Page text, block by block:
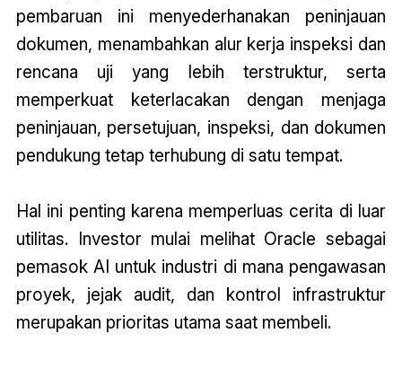
pembaruan ini menyederhanakan peninjauan
dokumen, menambahkan alur kerja inspeksi dan
rencana uji yang lebih terstruktur, serta
memperkuat keterlacakan dengan menjaga
peninjauan, persetujuan, inspeksi, dan dokumen
pendukung tetap terhubung di satu tempat.
Hal ini penting karena memperluas cerita di luar
utilitas. Investor mulai melihat Oracle sebagai
pemasok AI untuk industri di mana pengawasan
proyek, jejak audit, dan kontrol infrastruktur
merupakan prioritas utama saat membeli.